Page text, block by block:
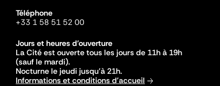
Téléphone
+33 1 58 51 52 00
Jours et heures d'ouverture
La Cité est ouverte tous les jours de 11h à 19h
(sauf le mardi).
Nocturne le jeudi jusqu'à 21h.
Informations et conditions d'accueil